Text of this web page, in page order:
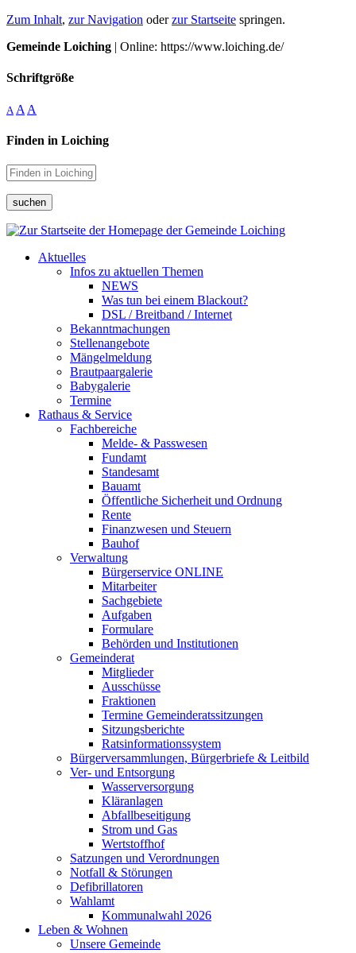
Zum Inhalt, zur Navigation oderzur Startseite springen.
Gemeinde Loiching | Online: https://www.loiching.de/
Schriftgröße
A A A
Finden in Loiching
suchen
Aktuelles
Infos zu aktuellen Themen
NEWS
Was tun bei einem Blackout?
DSL / Breitband / Internet
Bekanntmachungen
Stellenangebote
Mängelmeldung
Brautpaargalerie
Babygalerie
Termine
Rathaus & Service
Fachbereiche
Melde- & Passwesen
Fundamt
Standesamt
Bauamt
Öffentliche Sicherheit und Ordnung
Rente
Finanzwesen und Steuern
Bauhof
Verwaltung
Bürgerservice ONLINE
Mitarbeiter
Sachgebiete
Aufgaben
Formulare
Behörden und Institutionen
Gemeinderat
Mitglieder
Ausschüsse
Fraktionen
Termine Gemeinderatssitzungen
Sitzungsberichte
Ratsinformationssystem
Bürgerversammlungen, Bürgerbriefe & Leitbild
Ver- und Entsorgung
Wasserversorgung
Kläranlagen
Abfallbeseitigung
Strom und Gas
Wertstoffhof
Satzungen und Verordnungen
Notfall & Störungen
Defibrillatoren
Wahlamt
Kommunalwahl 2026
Leben & Wohnen
Unsere Gemeinde